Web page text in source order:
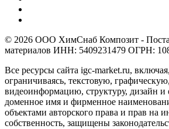
© 2026 ООО ХимСнаб Композит -
материалов ИНН: 5409231479 ОГРН:
Все ресурсы сайта igc-market.ru,
ограничиваясь, текстовую,
видеоинформацию, структуру, дизайн и
доменное имя и фирменное
объектами авторского права и прав на
собственность, защищены